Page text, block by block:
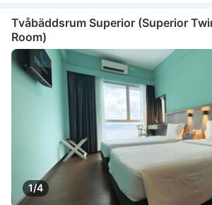
individuell
rökdetektor
Rökpolicy - rökfria rum
Säkerhets-/skyddsfunktioner
tillgängligt via
Tvåbäddsrum Superior (Superior
Room)
1/4